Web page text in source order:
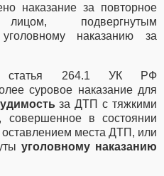
наказание за повторное
подвергнутым
наказанию за
статья 264.1 УК РФ
суровое наказание для
за ДТП с тяжкими
в состоянии
места ДТП, или
уголовному наказанию